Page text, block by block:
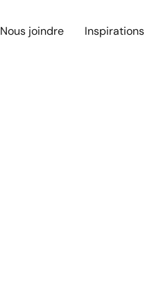
Nous joindre Inspirations